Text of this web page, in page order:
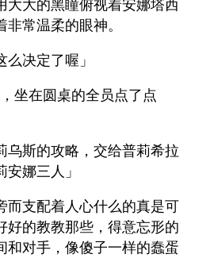
大大的黑瞳俯视着安娜塔西
常温柔的眼神。
么决定了喔」
坐在圆桌的全员点了点
乌斯的攻略，交给普莉希拉
娜三人」
而支配着人心什么的真是可
好的教教那些，得意忘形的
和对手，像傻子一样的蠢蛋